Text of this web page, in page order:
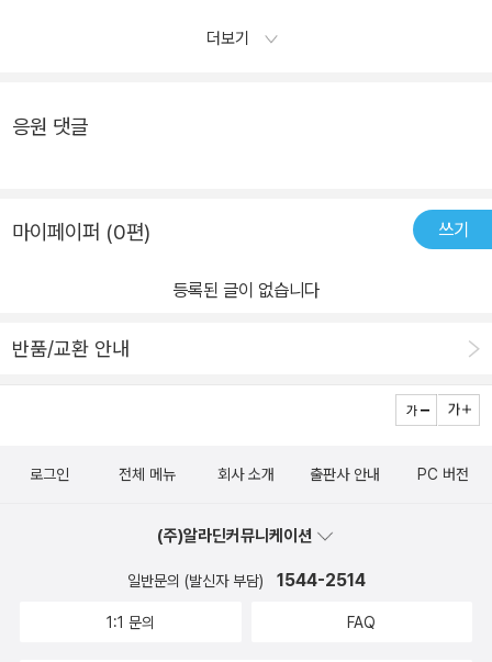
더보기
응원 댓글
마이페이퍼 (0편) 쓰기
등록된 글이 없습니다
반품/교환 안내
로그인 전체 메뉴 회사 소개 출판사 안내 PC 버전
(주)알라딘커뮤니케이션
일반문의 (발신자 부담) 1544-2514
1:1 문의 FAQ